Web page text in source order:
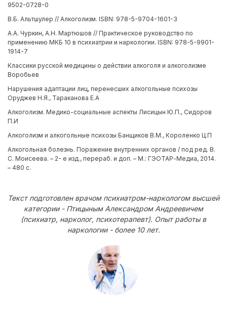
9502-0728-0
В.Б. Альтшулер // Алкоголизм. ISBN: 978-5-9704-1601-3
А.А. Чуркин, А.Н. Мартюшов // Практическое руководство по
применению МКБ 10 в психиатрии и наркологии. ISBN: 978-5-9901-
1914-7
Классики русской медицины о действии алкоголя и алкоголизме
Воробьев
Нарушения адаптации лиц, перенесших алкогольные психозы
Оруджев Н.Я., Тараканова Е.А
Алкоголизм. Медико-социальные аспекты Лисицын Ю.П., Сидоров
П.И
Алкоголизм и алкогольные психозы Банщиков В.М., Короленко Ц.П
Алкогольная болезнь. Поражение внутренних органов / под ред. В.
С. Моисеева. – 2- е изд., перераб. и доп. – М.: ГЭОТАР-Медиа, 2014.
– 480 с.
Текст подготовлен врачом психиатром-наркологом высшей
категории - Птицыным Александром Андреевичем
(психиатр, нарколог, психотерапевт). Опыт работы в
наркологии - более 10 лет.